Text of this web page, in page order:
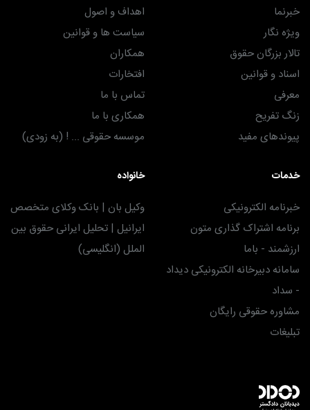
خبرنما
ویژه نگار
تالار بزرگان حقوق
اسناد و قوانین
معرفی
زنگ تفریح
پیوندهای مفید
اهداف و اصول
سیاست ها و قوانین
همکاران
افتخارات
تماس با ما
همکاری با ما
موسسه حقوقی ... ! (به زودی)
خدمات
خبرنامه الکترونیکی
برنامه اشتراک گذاری متون
ارزشمند - باما
سامانه دبیرخانه الکترونیکی دیداد
- سداد
مشاوره حقوقی رایگان
تبلیغات
خانواده
وکیل بان | بانک وکلای متخصص
ایرانیل | تحلیل ایرانی حقوق بین
الملل (انگلیسی)